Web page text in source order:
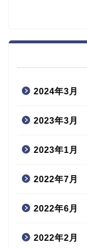
2024年3月
2023年3月
2023年1月
2022年7月
2022年6月
2022年2月